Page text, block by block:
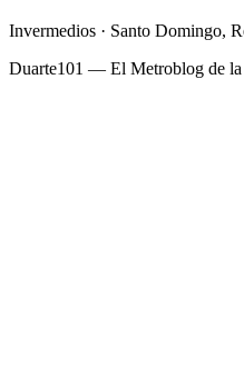
Invermedios · Santo Domingo,
Duarte101 — El Metroblog de